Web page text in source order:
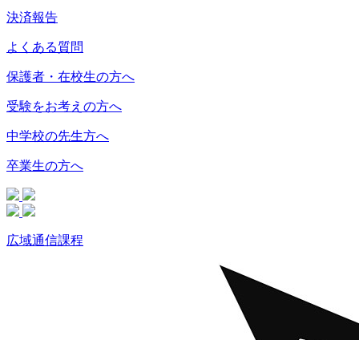
決済報告
よくある質問
保護者・在校生の方へ
受験をお考えの方へ
中学校の先生方へ
卒業生の方へ
広域通信課程